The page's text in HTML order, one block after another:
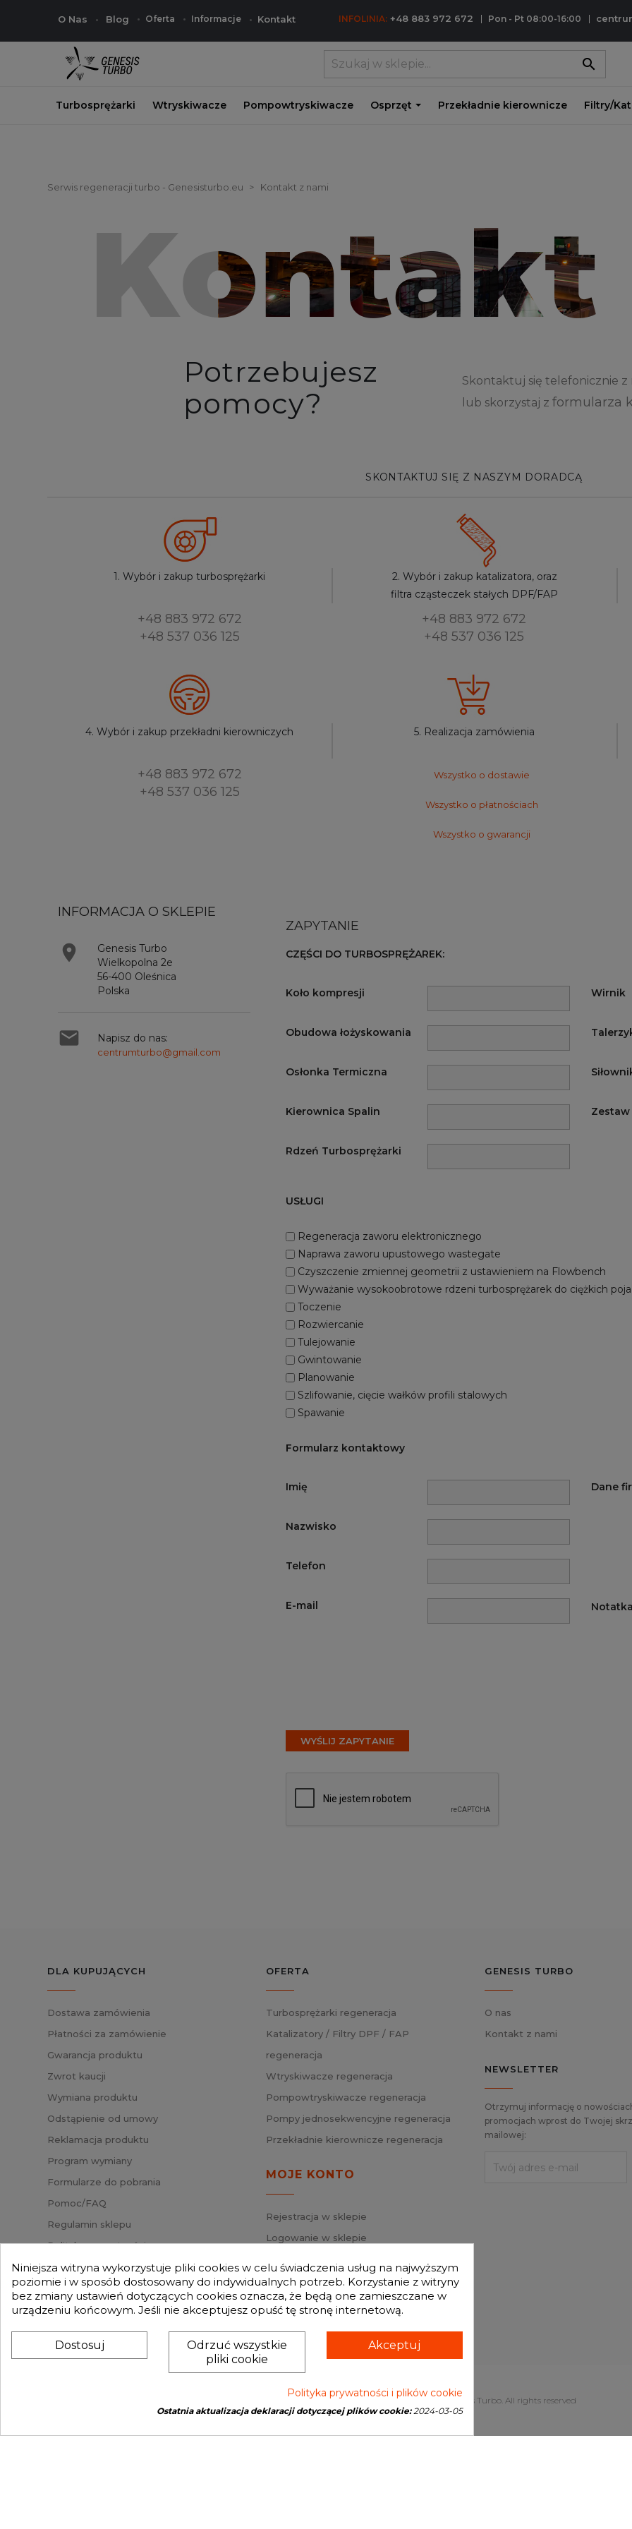
O Nas Blog Oferta Informacje Kontakt INFOLINIA: +48 883 972 672 Pon - Pt 08:00-16:00
search
Turbosprężarki Wtryskiwacze Pompowtryskiwacze Osprzęt Przekładnie kierownicze Filtry/
Serwis regeneracji turbo - Genesisturbo.eu Kontakt z nami
Potrzebujesz
pomocy?
Skontaktuj się telefonicznie z
lub skorzystaj z formularza
SKONTAKTUJ SIĘ Z NASZYM DORADCĄ
1. Wybór i zakup turbosprężarki
+48 883 972 672
+48 537 036 125
2. Wybór i zakup katalizatora, oraz
filtra cząsteczek stałych DPF/FAP
+48 883 972 672
+48 537 036 125
4. Wybór i zakup przekładni kierowniczych
+48 883 972 672
+48 537 036 125
5. Realizacja zamówienia
Wszystko o dostawie
Wszystko o płatnościach
Wszystko o gwarancji
INFORMACJA O SKLEPIE

Genesis Turbo
Wielkopolna 2e
56-400 Oleśnica
Polska
 Napisz do nas:
centrumturbo@gmail.com
ZAPYTANIE
CZĘŚCI DO TURBOSPRĘŻAREK:
Koło kompresji
Obudowa łożyskowania
Osłonka Termiczna
Kierownica Spalin
Rdzeń Turbosprężarki
Wirnik
USŁUGI
Regeneracja zaworu elektronicznego
Naprawa zaworu upustowego wastegate
Czyszczenie zmiennej geometrii z ustawieniem na Flowbench
Wyważanie wysokoobrotowe rdzeni turbosprężarek do ciężkich
Toczenie
Rozwiercanie
Tulejowanie
Gwintowanie
Planowanie
Szlifowanie, cięcie wałków profili stalowych
Spawanie
Formularz kontaktowy
Imię
Nazwisko
Telefon
E-mail
Dane
DLA KUPUJĄCYCH
Dostawa zamówienia
Płatności za zamówienie
Gwarancja produktu
Zwrot kaucji
Wymiana produktu
Odstąpienie od umowy
Reklamacja produktu
Program wymiany
Formularze do pobrania
Pomoc/FAQ
Regulamin sklepu
Polityka prywatności
Mapa strony
Nasz Blog
Słownik pojęć
Zwroty
OFERTA
Turbosprężarki regeneracja
Katalizatory / Filtry DPF / FAP
regeneracja
Wtryskiwacze regeneracja
Pompowtryskiwacze regeneracja
Pompy jednosekwencyjne regeneracja
Przekładnie kierownicze regeneracja
MOJE KONTO
Rejestracja w sklepie
Logowanie w sklepie
Status zamówienia
GENESIS TURBO
O nas
Kontakt z nami
NEWSLETTER
Otrzymuj informację o
promocjach wprost do Twojej
mailowej:
Copyright © 2026 Genesis Turbo. All rights reserved
Niniejsza witryna wykorzystuje pliki cookies w celu świadczenia usług na najwyższym
poziomie i w sposób dostosowany do indywidualnych potrzeb. Korzystanie z witryny
bez zmiany ustawień dotyczących cookies oznacza, że będą one zamieszczane w
urządzeniu końcowym. Jeśli nie akceptujesz opuść tę stronę internetową.
Akceptuj
Odrzuć wszystkie
pliki cookie
Dostosuj
Polityka prywatności i plików cookie
Ostatnia aktualizacja deklaracji dotyczącej plików cookie:2024-03-05